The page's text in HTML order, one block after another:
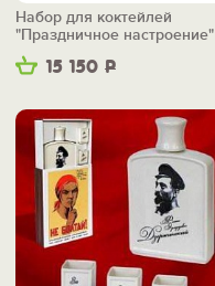
15 150 Р
Набор для коктейлей
"Праздничное настроение"